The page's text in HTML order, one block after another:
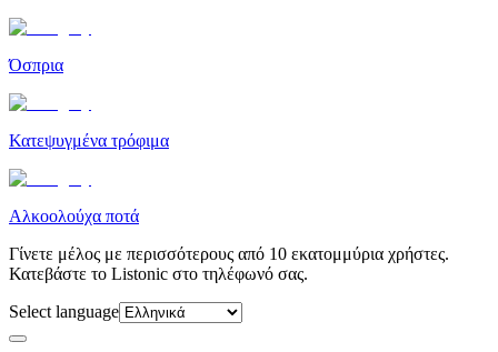
Όσπρια
Κατεψυγμένα τρόφιμα
Αλκοολούχα ποτά
Γίνετε μέλος με περισσότερους από 10 εκατομμύρια χρήστες.
Κατεβάστε το Listonic στο τηλέφωνό σας.
Select language